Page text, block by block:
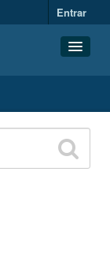
Entrar